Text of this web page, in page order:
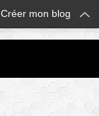
Créer mon blog